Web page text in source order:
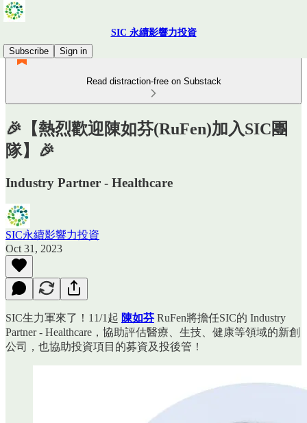
SIC 永續影響力投資
Subscribe
Sign in
Read distraction-free on Substack
🎉【熱烈歡迎陳如芬(RuFen)加入SIC團
隊】🎉
Industry Partner - Healthcare
SIC永續影響力投資
Oct 31, 2023
SIC生力軍來了！11/1起 陳如芬 RuFen將擔任SIC的 Industry
Partner - Healthcare，協助評估醫療、生技、健康等領域的新創
公司，也協助投資項目的募資及投後管！